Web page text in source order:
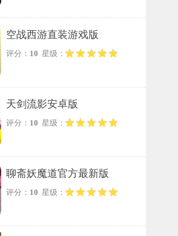
空战西游直装游戏版
评分： 10 星级：
天剑流影安卓版
评分： 10 星级：
聊斋妖魔道官方最新版
评分： 10 星级：